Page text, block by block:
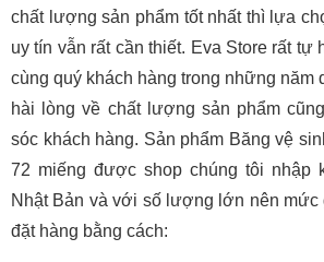
chất lượng sản phẩm tốt nhất thì lựa
uy tín vẫn rất cần thiết. Eva Store rất tự
cùng quý khách hàng trong những năm
hài lòng về chất lượng sản phẩm
sóc khách hàng. Sản phẩm Băng vệ
72 miếng được shop chúng tôi nhập
Nhật Bản và với số lượng lớn nên mức
đặt hàng bằng cách: